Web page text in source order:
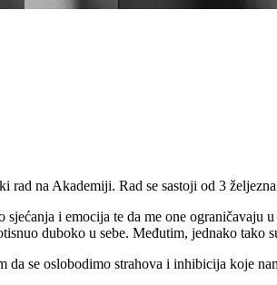
na Akademiji. Rad se sastoji od 3
i emocija te da me one
duboko u sebe. Međutim, jednako tako
se oslobodimo strahova i inhibicija koje